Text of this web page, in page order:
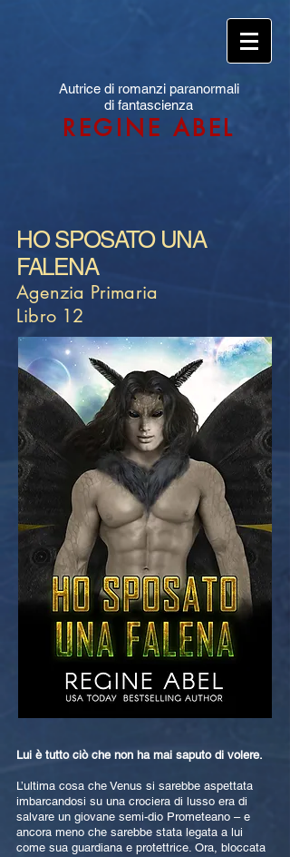
Autrice di romanzi paranormali
di fantascienza
REGINE ABEL
HO SPOSATO UNA
FALENA
Agenzia Primaria
Libro 12
Lui è tutto ciò che non ha mai saputo di volere.
L’ultima cosa che Venus si sarebbe aspettata
imbarcandosi su una crociera di lusso era di
salvare un giovane semi-dio Prometeano – e
ancora meno che sarebbe stata legata a lui
come sua guardiana e protettrice. Ora, bloccata